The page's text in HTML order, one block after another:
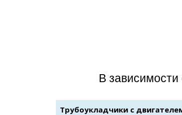
В зависимости
Трубоукладчики с